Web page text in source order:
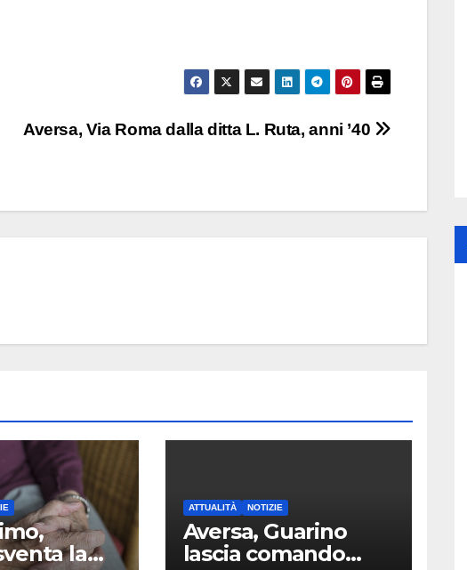
Aversa, Via Roma dalla ditta L. Ruta, anni ’40
la
ATTUALITÀ NOTIZIE
Aversa, Guarino
lascia comando